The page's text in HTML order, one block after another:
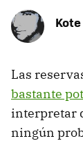
Las
bastante
interpretar
ningún